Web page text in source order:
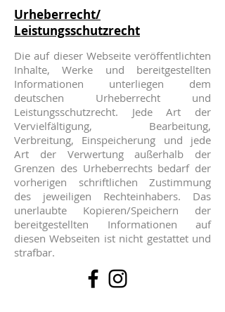
Urheberrecht/
Leistungsschutzrecht
Die auf dieser Webseite veröffentlichten
Inhalte, Werke und bereitgestellten
Informationen unterliegen dem
deutschen Urheberrecht und
Leistungsschutzrecht. Jede Art der
Vervielfältigung, Bearbeitung,
Verbreitung, Einspeicherung und jede
Art der Verwertung außerhalb der
Grenzen des Urheberrechts bedarf der
vorherigen schriftlichen Zustimmung
des jeweiligen Rechteinhabers. Das
unerlaubte Kopieren/Speichern der
bereitgestellten Informationen auf
diesen Webseiten ist nicht gestattet und
strafbar.